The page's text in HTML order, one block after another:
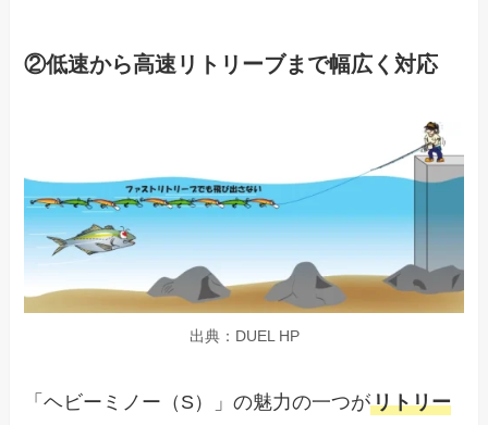
②低速から高速リトリーブまで幅広く対応
出典：DUEL HP
「ヘビーミノー（S）」の魅力の一つがリトリー